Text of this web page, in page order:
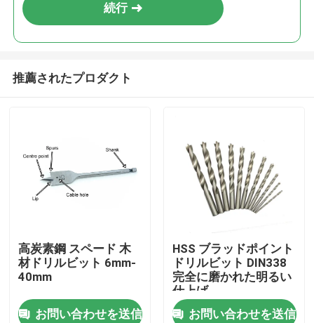
続行
推薦されたプロダクト
高炭素鋼 スペード 木
材ドリルビット 6mm-
40mm
お問い合わせを送信
HSS ブラッドポイント
ドリルビット DIN338
完全に磨かれた明るい
仕上げ
お問い合わせを送信